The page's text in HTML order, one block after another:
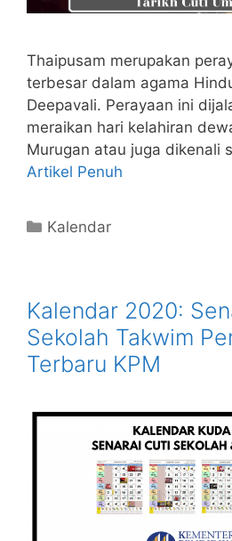
Thaipusam merupakan
terbesar dalam agama
Deepavali. Perayaan ini
meraikan hari kelahiran
Murugan atau juga dikenali
Artikel Penuh
Categories
Kalendar
Kalendar 2020:
Sekolah Takwim
Terbaru KPM